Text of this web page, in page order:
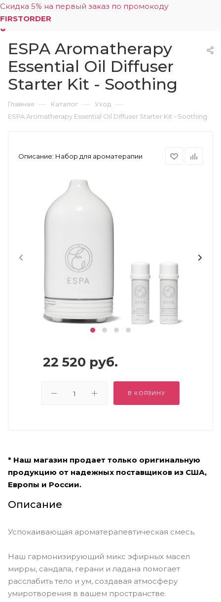
Скидка 5% на первый заказ по промокоду
FIRSTORDER
0
ESPA Aromatherapy
Essential Oil Diffuser
Starter Kit - Soothing
Главная — Каталог — Уход —
ESPA Aromatherapy Essential Oil Diffuser Starter Kit - Soothing
Описание: Набор для ароматерапии
22 520 руб.
В КОРЗИНУ
* Наш магазин продает только оригинальную
продукцию от надежных поставщиков из США,
Европы и России.
Описание
Успокаивающая ароматерапевтическая смесь.
Наш гармонизирующий микс эфирных масел
мирры, сандала, герани и ладана помогает
расслабить тело и ум, создавая атмосферу
умиротворения в вашем пространстве.